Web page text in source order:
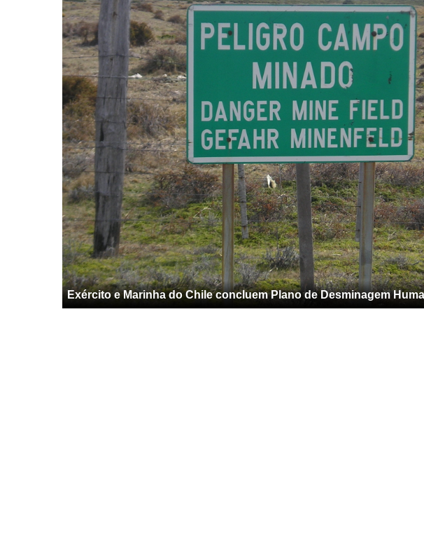
Exército e Marinha do Chile concluem Plano de Desminagem